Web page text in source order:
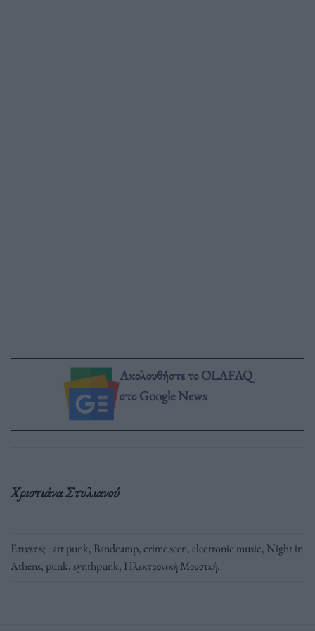
Ακολουθήστε το OLAFAQ
στο Google News
Χριστιάνα Στυλιανού
Ετικέτες : art punk, Bandcamp,crime seen,electronic music, Night in
Athens, punk, synthpunk, Ηλεκτρονική Μουσική.